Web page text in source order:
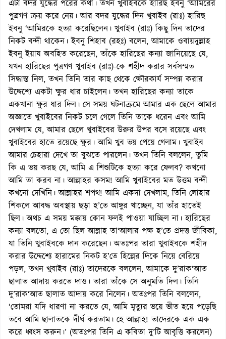
এটা বদর যুদ্ধের পরের কথা। তখন খুবাইবকে হারিছ ইবনু ‘আমিরের
পুত্রগণ ক্রয় করে নেয়। আর বদর যুদ্ধের দিন খুবাইব (রাঃ) হারিছ
ইবনু ‘আমিরকে হত্যা করেছিলেন। খুবাইব (রাঃ) কিছু দিন তাদের
নিকট বন্দী থাকেন। ইবনু শিহাব (রহঃ) বলেন, আমাকে ওবায়দুল্লাহ
ইবনু ইয়ায অবহিত করেছেন, তাঁকে হারিছের কন্যা জানিয়েছে যে,
যখন হারিছের পুত্রগণ খুবাইব (রাঃ)-কে শহীদ করার সর্বসম্মত
সিদ্ধান্ত নিল, তখন তিনি তার কাছ থেকে ক্ষৌরকার্য সম্পন্ন করার
উদ্দেশ্যে একটা ক্ষুর ধার চাইলেন। তখন হারিছের কন্যা তাকে
একখানা ক্ষুর ধার দিল। সে সময় ঘটনাক্রমে আমার এক ছেলে আমার
অজ্ঞাতে খুবাইবের নিকট চলে গেলে তিনি তাকে ধরেন এবং আমি
দেখলাম যে, আমার ছেলে খুবাইবের উরুর উপর বসে রয়েছে এবং
খুবাইবের হাতে রয়েছে ক্ষুর। আমি খুব ভয় পেয়ে গেলাম। খুবাইব
আমার চেহারা দেখে তা বুঝতে পারলেন। তখন তিনি বললেন, তুমি
কি এ ভয় করছ যে, আমি এ শিশুটিকে হত্যা করে ফেলব? কখনো
আমি তা করব না। আল্লাহর কসম! আমি খুবাইবের মত উত্তম বন্দী
কখনো দেখিনি। আল্লাহর শপথ! আমি একদা দেখলাম, তিনি লোহার
শিকলে আবদ্ধ অবস্থায় ছড়া হ’তে আঙ্গুর খাচ্ছেন, যা তাঁর হাতেই
ছিল। অথচ এ সময় মক্কায় কোন ফলই পাওয়া যাচ্ছিল না। হারিছের
কন্যা বলতো, এ তো ছিল আল্লাহ তা‘আলার পক্ষ হ’তে প্রদত্ত জীবিকা,
যা তিনি খুবাইবকে দান করেছেন। অতঃপর তারা খুবাইবকে শহীদ
করার উদ্দেশ্যে হারামের নিকট হ’তে হিল্লের দিকে নিয়ে বেরিয়ে
পড়ল, তখন খুবাইব (রাঃ) তাদেরকে বললেন, আমাকে দু’রাক‘আত
ছালাত আদায় করতে দাও। তারা তাঁকে সে অনুমতি দিল। তিনি
দু’রাক‘আত ছালাত আদায় করে নিলেন। অতঃপর তিনি বললেন,
‘তোমরা যদি ধারণা না করতে যে, আমি মৃত্যুর ভয়ে ভীত হয়ে পড়েছি
তবে আমি ছালাতকে দীর্ঘ করতাম। হে আল্লাহ! তাদেরকে এক এক
করে ধ্বংস করুন।’ (অতঃপর তিনি এ কবিতা দু’টি আবৃত্তি করলেন)